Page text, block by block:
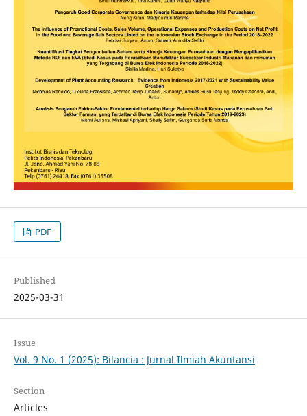
PDF
Published
2025-03-31
Issue
Vol. 9 No. 1 (2025): Bilancia : Jurnal Ilmiah Akuntansi
Section
Articles